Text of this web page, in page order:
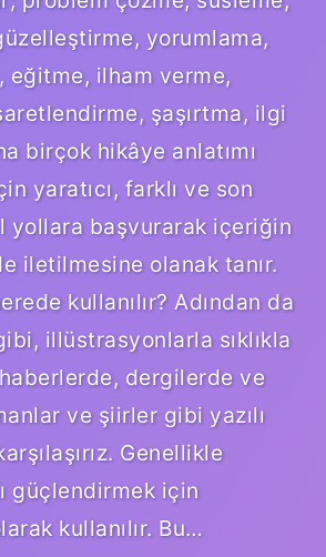
yorumlama,
eğitme, ilham verme,
şaşırtma, ilgi
birçok hikâye anlatımı
yaratıcı, farklı ve son
yollara başvurarak içeriğin
iletilmesine olanak tanır.
kullanılır? Adından da
illüstrasyonlarla sıklıkla
dergilerde ve
ve şiirler gibi yazılı
Genellikle
güçlendirmek için
kullanılır. Bu…